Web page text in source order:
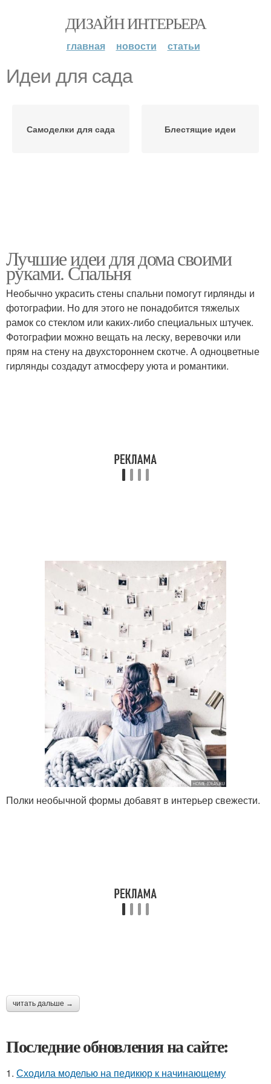
ДИЗАЙН ИНТЕРЬЕРА
главная новости статьи
Идеи для сада
Самоделки для сада Блестящие идеи
Лучшие идеи для дома своими
руками. Спальня
Необычно украсить стены спальни помогут гирлянды и
фотографии. Но для этого не понадобится тяжелых
рамок со стеклом или каких-либо специальных штучек.
Фотографии можно вещать на леску, веревочки или
прям на стену на двухстороннем скотче. А одноцветные
гирлянды создадут атмосферу уюта и романтики.
Полки необычной формы добавят в интерьер свежести.
читать дальше →
Последние обновления на сайте:
1. Сходила моделью на педикюр к начинающему